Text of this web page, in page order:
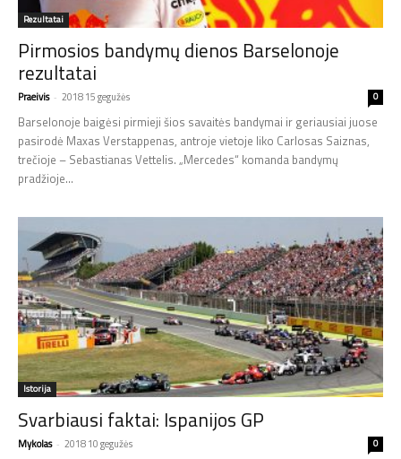
Rezultatai
Pirmosios bandymų dienos Barselonoje
rezultatai
Praeivis - 2018 15 gegužės 0
Barselonoje baigėsi pirmieji šios savaitės bandymai ir geriausiai juose
pasirodė Maxas Verstappenas, antroje vietoje liko Carlosas Saiznas,
trečioje – Sebastianas Vettelis. „Mercedes“ komanda bandymų
pradžioje...
Istorija
Svarbiausi faktai: Ispanijos GP
Mykolas - 2018 10 gegužės 0